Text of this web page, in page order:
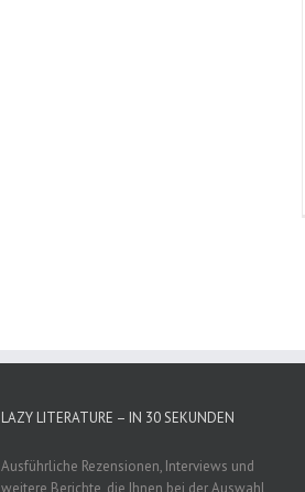
LAZY LITERATURE – IN 30 SEKUNDEN
Ausführliche Rezensionen, Interviews und
weitere Berichte, die Ihnen bei der Auswahl